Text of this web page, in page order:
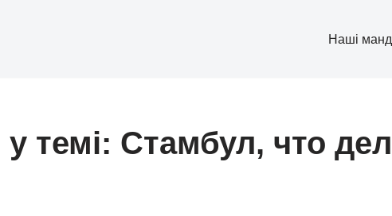
Наші
у темі: Стамбул, что